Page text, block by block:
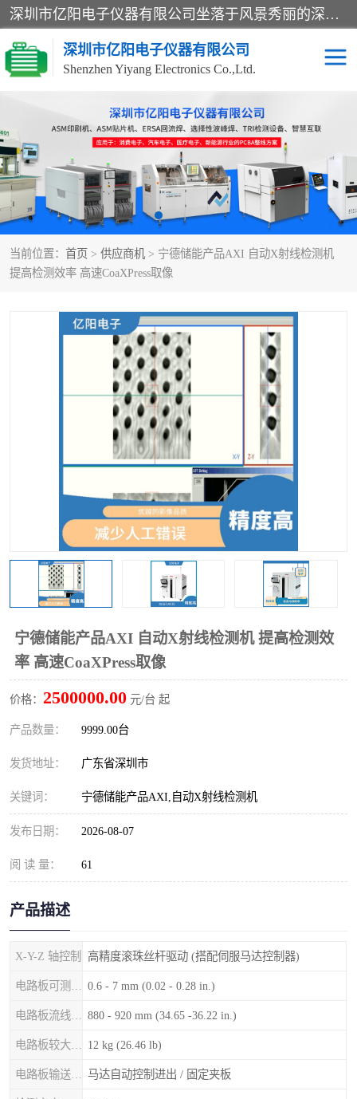
深圳市亿阳电子仪器有限公司坐落于风景秀丽的深圳市光明区，集SMT设备销售务为一体，努力为客户提供电子装配解决方案。与行业**SMT设备厂商：ASM（印刷机，锡膏检查机，贴片机），德国ERSA（爱莎）建立了稳固的代理合作关系，销售的设备一直保持**电子装配行业未来发展方向，能够满足客户各种繁杂产品的生产应用。
深圳市亿阳电子仪器有限公司
Shenzhen Yiyang Electronics Co.,Ltd.
当前位置： 首页 > 供应商机 > 宁德储能产品AXI 自动X射线检测机
提高检测效率 高速CoaXPress取像
宁德储能产品AXI 自动X射线检测机 提高检测效
率 高速CoaXPress取像
价格： 2500000.00 元/台 起
产品数量： 9999.00台
发货地址： 广东省深圳市
关键词： 宁德储能产品AXI,自动X射线检测机
发布日期： 2026-08-07
阅 读 量： 61
产品描述
X-Y-Z 轴控制 高精度滚珠丝杆驱动 (搭配伺服马达控制器)
0.6 - 7 mm (0.02 - 0.28 in.)
880 - 920 mm (34.65 -36.22 in.)
12 kg (26.46 lb)
马达自动控制进出 / 固定夹板
SX全自动高速贴片机 E系列中速贴片机
NeoHorizon全自动锡膏印
刷机
选择性波峰焊
VERSAFLOW-335
回流焊HOTFLOW 3/20e 波峰焊
BGA返修台HR600/2 自动光学检测TR7700QE
自动光学检测TR7710 XS全自动高速贴片机
TX 全自动高速贴片机